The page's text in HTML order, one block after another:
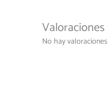
Valoraciones
No hay